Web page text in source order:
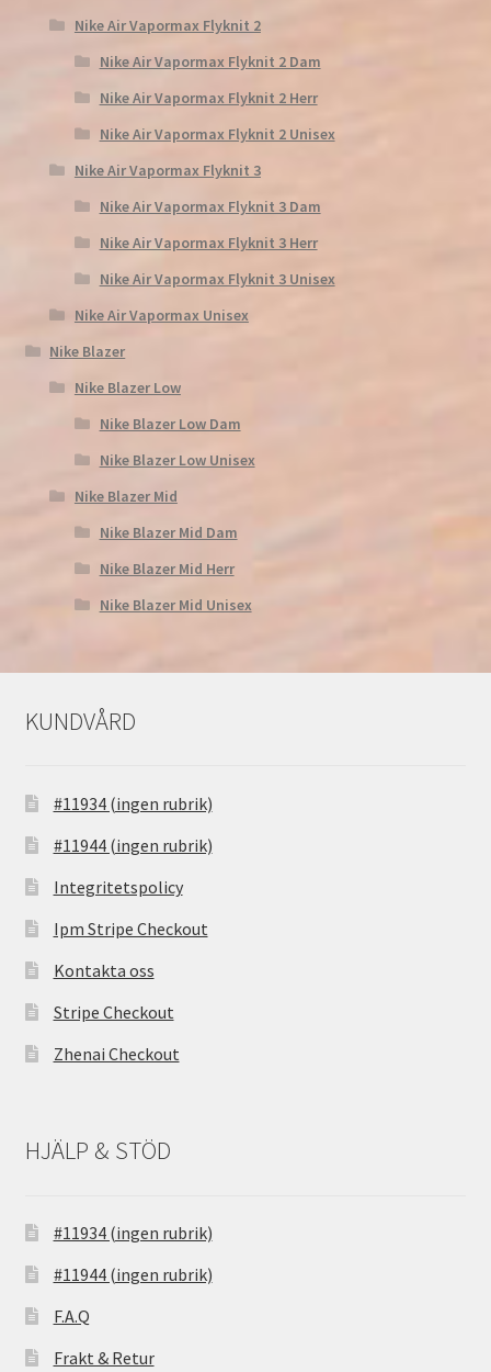
Nike Air Vapormax Flyknit 2
Nike Air Vapormax Flyknit 2 Dam
Nike Air Vapormax Flyknit 2 Herr
Nike Air Vapormax Flyknit 2 Unisex
Nike Air Vapormax Flyknit 3
Nike Air Vapormax Flyknit 3 Dam
Nike Air Vapormax Flyknit 3 Herr
Nike Air Vapormax Flyknit 3 Unisex
Nike Air Vapormax Unisex
Nike Blazer
Nike Blazer Low
Nike Blazer Low Dam
Nike Blazer Low Unisex
Nike Blazer Mid
Nike Blazer Mid Dam
Nike Blazer Mid Herr
Nike Blazer Mid Unisex
KUNDVÅRD
#11934 (ingen rubrik)
#11944 (ingen rubrik)
Integritetspolicy
Ipm Stripe Checkout
Kontakta oss
Stripe Checkout
Zhenai Checkout
HJÄLP & STÖD
#11934 (ingen rubrik)
#11944 (ingen rubrik)
F.A.Q
Frakt & Retur